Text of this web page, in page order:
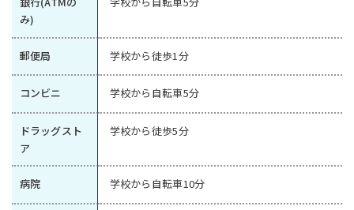
み)
郵便局 学校から徒歩1分
コンビニ 学校から自転車5分
ドラッグスト
ア
学校から徒歩5分
病院 学校から自転車10分